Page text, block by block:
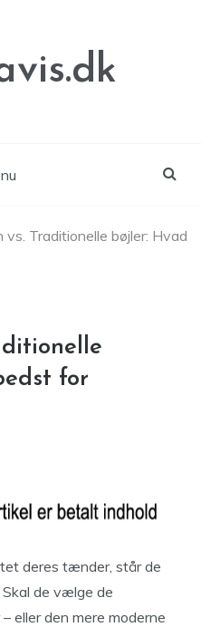
vs. Traditionelle bøjler: Hvad
for
deres tænder, står de
de vælge de
eller den mere moderne